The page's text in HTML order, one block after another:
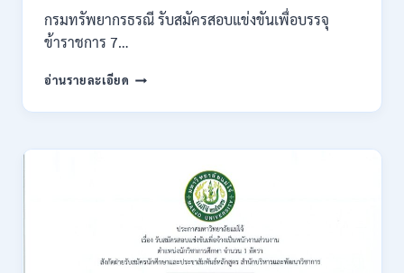
เดือน
18150
ONLINE
สิงหาคม
กรมทรัพยากรธรณี รับสมัครสอบแข่งขันเพื่อบรรจุ
ข้าราชการ 7…
อ่านรายละเอียด กรม
เปิด
สมัคร
ข้าราชการ
28